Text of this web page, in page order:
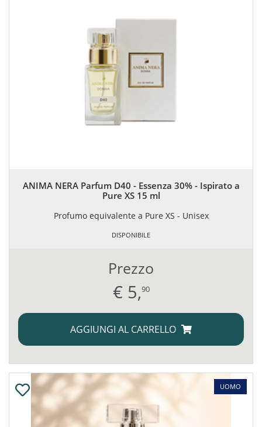
ANIMA NERA Parfum D40 - Essenza 30% - Ispirato a
Pure XS 15 ml
Profumo equivalente a Pure XS - Unisex
DISPONIBILE
Prezzo
€ 5,90
AGGIUNGI AL CARRELLO
UOMO